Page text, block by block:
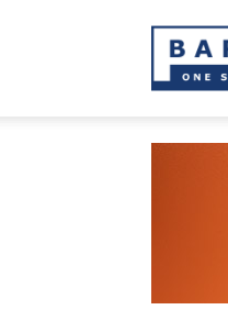
Sound
Blog